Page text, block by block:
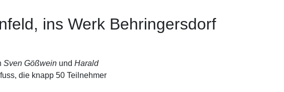
ins Werk Behringersdorf
Sven Gößwein und Harald
die knapp 50 Teilnehmer